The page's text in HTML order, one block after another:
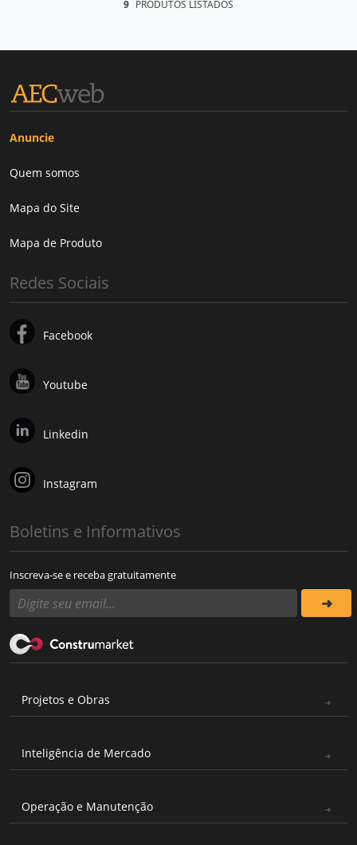
9 PRODUTOS LISTADOS
Anuncie
Quem somos
Mapa do Site
Mapa de Produto
Redes Sociais
Facebook
Youtube
Linkedin
Instagram
Boletins e Informativos
Inscreva-se e receba gratuitamente
Projetos e Obras
Inteligência de Mercado
Operação e Manutenção